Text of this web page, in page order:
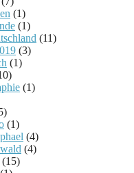
(1)
(1)
(11)
(3)
(1)
(1)
(1)
(4)
(4)
(15)